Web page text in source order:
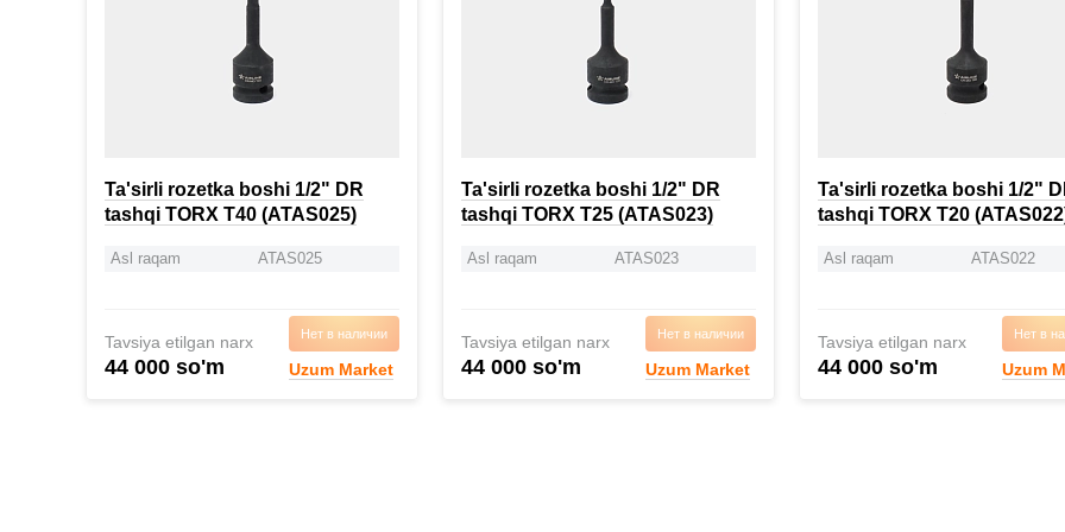
Ta'sirli rozetka boshi 1/2" DR
tashqi TORX T40 (ATAS025)
Asl raqam ATAS025
Tavsiya etilgan narx
44 000 so'm
Нет в наличии
Uzum Market
Ta'sirli rozetka boshi 1/2" DR
tashqi TORX T25 (ATAS023)
Asl raqam ATAS023
Tavsiya etilgan narx
44 000 so'm
Нет в наличии
Uzum Market
Ta'sirli rozetka boshi 1/2"
tashqi TORX T20
Asl raqam ATAS022
Tavsiya etilgan narx
44 000 so'm
Нет в
Uzum